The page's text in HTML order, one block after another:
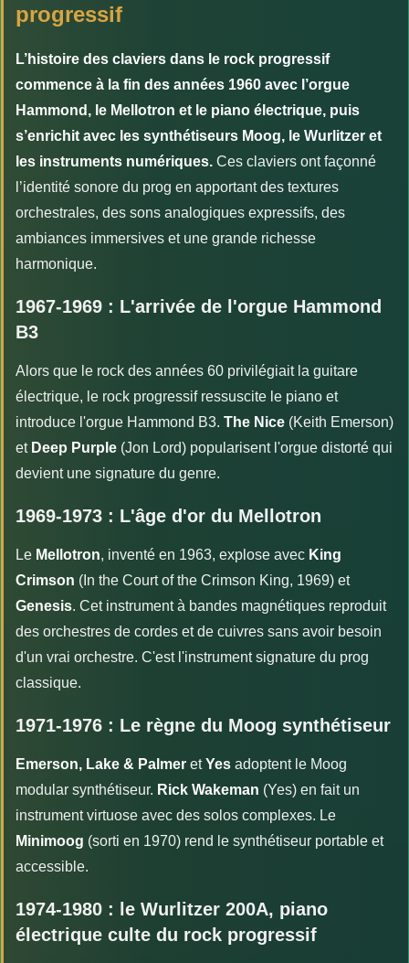
progressif
L’histoire des claviers dans le rock progressif
commence à la fin des années 1960 avec l’orgue
Hammond, le Mellotron et le piano électrique, puis
s’enrichit avec les synthétiseurs Moog, le Wurlitzer et
les instruments numériques. Ces claviers ont façonné
l’identité sonore du prog en apportant des textures
orchestrales, des sons analogiques expressifs, des
ambiances immersives et une grande richesse
harmonique.
1967-1969 : L'arrivée de l'orgue Hammond
B3
Alors que le rock des années 60 privilégiait la guitare
électrique, le rock progressif ressuscite le piano et
introduce l'orgue Hammond B3. The Nice (Keith Emerson)
et Deep Purple (Jon Lord) popularisent l'orgue distorté qui
devient une signature du genre.
1969-1973 : L'âge d'or du Mellotron
Le Mellotron, inventé en 1963, explose avec King
Crimson (In the Court of the Crimson King, 1969) et
Genesis. Cet instrument à bandes magnétiques reproduit
des orchestres de cordes et de cuivres sans avoir besoin
d'un vrai orchestre. C'est l'instrument signature du prog
classique.
1971-1976 : Le règne du Moog synthétiseur
Emerson, Lake & Palmer etYes adoptent le Moog
modular synthétiseur. Rick Wakeman (Yes) en fait un
instrument virtuose avec des solos complexes. Le
Minimoog (sorti en 1970) rend le synthétiseur portable et
accessible.
1974-1980 : le Wurlitzer 200A, piano
électrique culte du rock progressif